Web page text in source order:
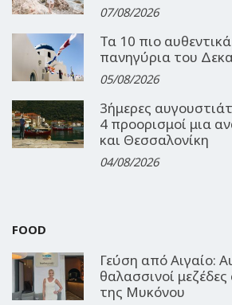
07/08/2026
Τα 10 πιο
πανηγύρια του
05/08/2026
3ήμερες
4 προορισμοί μια
και Θεσσαλονίκη
04/08/2026
FOOD
Γεύση από Αιγαίο:
θαλασσινοί
της Μυκόνου